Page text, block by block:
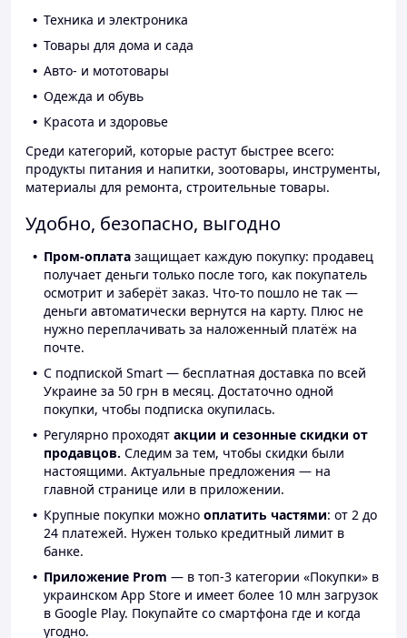
Техника и электроника
Товары для дома и сада
Авто- и мототовары
Одежда и обувь
Красота и здоровье
Среди категорий, которые растут быстрее всего:
продукты питания и напитки, зоотовары, инструменты,
материалы для ремонта, строительные товары.
Удобно, безопасно, выгодно
Пром-оплата защищает каждую покупку: продавец
получает деньги только после того, как покупатель
осмотрит и заберёт заказ. Что-то пошло не так —
деньги автоматически вернутся на карту. Плюс не
нужно переплачивать за наложенный платёж на
почте.
С подпиской Smart — бесплатная доставка по всей
Украине за 50 грн в месяц. Достаточно одной
покупки, чтобы подписка окупилась.
Регулярно проходят акции и сезонные скидки от
продавцов. Следим за тем, чтобы скидки были
настоящими. Актуальные предложения — на
главной странице или в приложении.
Крупные покупки можно оплатить частями: от 2 до
24 платежей. Нужен только кредитный лимит в
банке.
Приложение Prom — в топ-3 категории «Покупки» в
украинском App Store и имеет более 10 млн загрузок
в Google Play. Покупайте со смартфона где и когда
угодно.